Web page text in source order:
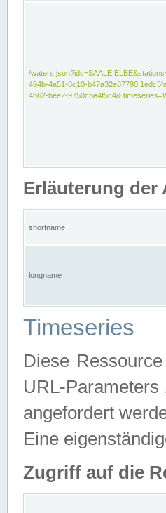
/
494b-4a51-8c10-
4b62-bee2-9750cbe4f5c4&
Erläuterung der
shortname
longname
Timeseries
Diese
URL-Parameters
angefordert
Eine
Zugriff auf die